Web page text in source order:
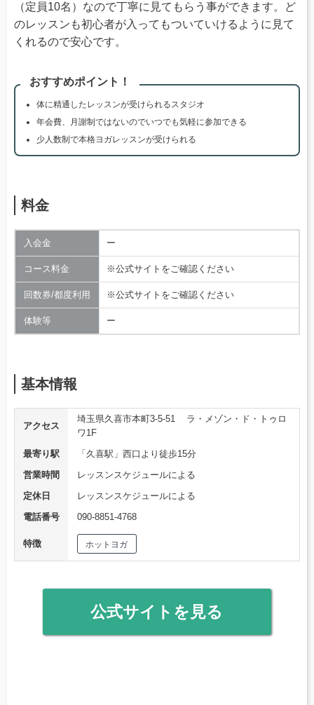
（定員10名）なので丁寧に見てもらう事ができます。ど
のレッスンも初心者が入ってもついていけるように見て
くれるので安心です。
おすすめポイント！
体に精通したレッスンが受けられるスタジオ
年会費、月謝制ではないのでいつでも気軽に参加できる
少人数制で本格ヨガレッスンが受けられる
料金
入会金 ー
コース料金 ※公式サイトをご確認ください
回数券/都度利用 ※公式サイトをご確認ください
体験等 ー
基本情報
アクセス
埼玉県久喜市本町3-5-51 ラ・メゾン・ド・トゥロ
ワ1F
最寄り駅
「久喜駅」西口より徒歩15分
営業時間
レッスンスケジュールによる
定休日
レッスンスケジュールによる
電話番号
090-8851-4768
特徴 ホットヨガ
公式サイトを見る